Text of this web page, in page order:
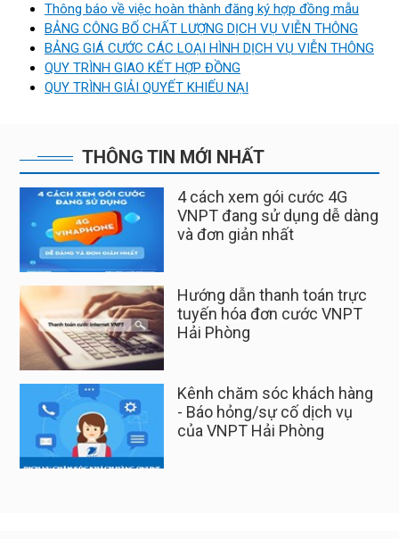
Thông báo về việc hoàn thành đăng ký hợp đồng mẫu
BẢNG CÔNG BỐ CHẤT LƯỢNG DỊCH VỤ VIỄN THÔNG
BẢNG GIÁ CƯỚC CÁC LOẠI HÌNH DỊCH VỤ VIỄN THÔNG
QUY TRÌNH GIAO KẾT HỢP ĐỒNG
QUY TRÌNH GIẢI QUYẾT KHIẾU NẠI
THÔNG TIN MỚI NHẤT
4 cách xem gói cước 4G
VNPT đang sử dụng dễ dàng
và đơn giản nhất
Hướng dẫn thanh toán trực
tuyến hóa đơn cước VNPT
Hải Phòng
Kênh chăm sóc khách hàng
- Báo hỏng/sự cố dịch vụ
của VNPT Hải Phòng